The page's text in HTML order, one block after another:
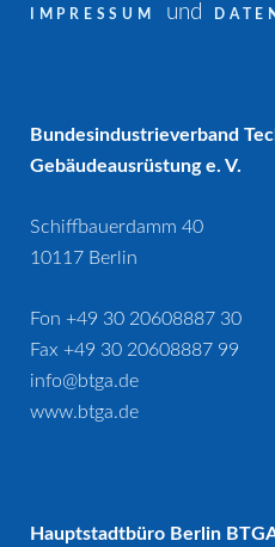
IMPRESSUM und
Bundesindustrieverband
Gebäudeausrüstung e. V.
Schiffbauerdamm 40
10117 Berlin
Fon +49 30 20608887 30
Fax +49 30 20608887 99
info@btga.de
www.btga.de
Hauptstadtbüro Berlin